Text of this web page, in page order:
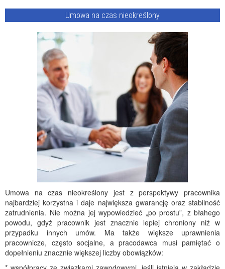
Umowa na czas nieokreślony
Umowa na czas nieokreślony jest z perspektywy pracownika
najbardziej korzystna i daje największa gwarancję oraz stabilność
zatrudnienia. Nie można jej wypowiedzieć „po prostu”, z błahego
powodu, gdyż pracownik jest znacznie lepiej chroniony niż w
przypadku innych umów. Ma także większe uprawnienia
pracownicze, często socjalne, a pracodawca musi pamiętać o
dopełnieniu znacznie większej liczby obowiązków: